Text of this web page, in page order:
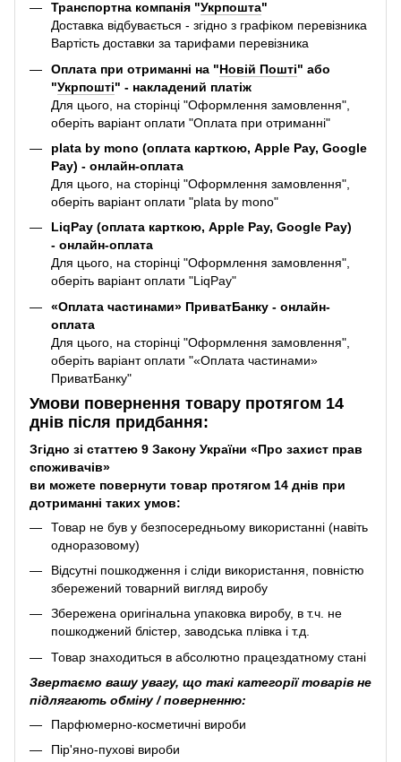
Транспортна компанія "Укрпошта"
Доставка відбувається - згідно з графіком перевізника
Вартість доставки за тарифами перевізника
Оплата при отриманні на "Новій Пошті" або
"Укрпошті" - накладений платіж
Для цього, на сторінці "Оформлення замовлення",
оберіть варіант оплати "Оплата при отриманні"
plata by mono (оплата карткою, Apple Pay, Google
Pay) - онлайн-оплата
Для цього, на сторінці "Оформлення замовлення",
оберіть варіант оплати "plata by mono"
LiqPay (оплата карткою, Apple Pay, Google Pay)
- онлайн-оплата
Для цього, на сторінці "Оформлення замовлення",
оберіть варіант оплати "LiqPay"
«Оплата частинами» ПриватБанку - онлайн-
оплата
Для цього, на сторінці "Оформлення замовлення",
оберіть варіант оплати "«Оплата частинами»
ПриватБанку"
Умови повернення товару протягом 14
днів після придбання:
Згідно зі статтею 9 Закону України «Про захист прав
споживачів»
ви можете повернути товар протягом 14 днів при
дотриманні таких умов:
Товар не був у безпосередньому використанні (навіть
одноразовому)
Відсутні пошкодження і сліди використання, повністю
збережений товарний вигляд виробу
Збережена оригінальна упаковка виробу, в т.ч. не
пошкоджений блістер, заводська плівка і т.д.
Товар знаходиться в абсолютно працездатному стані
Звертаємо вашу увагу, що такі категорії товарів не
підлягають обміну / поверненню:
Парфюмерно-косметичні вироби
Пір'яно-пухові вироби